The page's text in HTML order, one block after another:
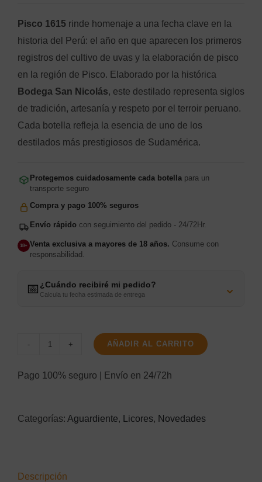
Pisco 1615 rinde homenaje a una fecha clave en la
historia del Perú: el año en que aparecen los primeros
registros del cultivo de uvas y la elaboración de pisco
en la región de Pisco. Elaborado por la histórica
Bodega San Nicolás, este destilado representa siglos
de tradición, artesanía y respeto por el terroir peruano.
Cada botella refleja la esencia de uno de los
destilados más prestigiosos de Sudamérica.
Protegemos cuidadosamente cada botella para un
transporte seguro
Compra y pago 100% seguros
Envío rápido con seguimiento del pedido - 24/72Hr.
18+ Venta exclusiva a mayores de 18 años. Consume con
responsabilidad.
📅 ¿Cuándo recibiré mi pedido?
Calcula tu fecha estimada de entrega ⌄
AÑADIR AL CARRITO
Pago 100% seguro | Envío en 24/72h
Categorías: Aguardiente, Licores, Novedades
Descripción